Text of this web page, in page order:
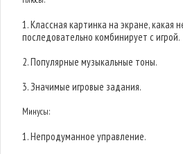
1. Классная картинка на экране, какая
последовательно комбинирует с игрой.
2. Популярные музыкальные тоны.
3. Значимые игровые задания.
Минусы:
1. Непродуманное управление.